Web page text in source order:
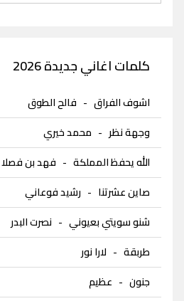
كلمات اغاني جديدة 2026
اشوف الفراق - فالح الطوق
وجهة نظر - محمد خيري
الله يحفظ المملكة - فهد بن فصلا
صاين عشرتنا - رشيد فوعاني
شنو سويتي بعيوني - نصرت البدر
طربقة - لارا نور
جنون - عظيم